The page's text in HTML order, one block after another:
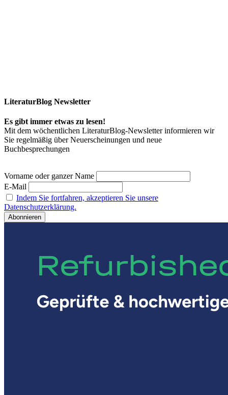
LiteraturBlog Newsletter
Es gibt immer etwas zu lesen!
Mit dem wöchentlichen LiteraturBlog-Newsletter informieren wir
Sie regelmäßig über Neuerscheinungen und neue
Buchbesprechungen
Vorname oder ganzer Name
E-Mail
Indem Sie fortfahren, akzeptieren Sie unsere
Datenschutzerklärung.